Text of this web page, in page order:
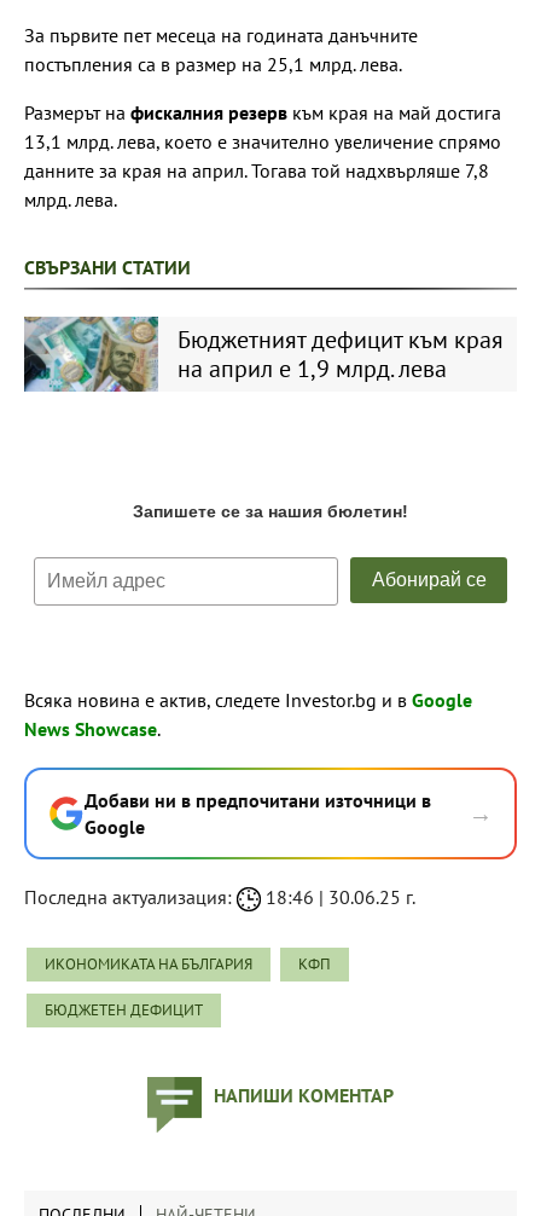
За първите пет месеца на годината данъчните
постъпления са в размер на 25,1 млрд. лева.
Размерът на фискалния резерв към края на май достига
13,1 млрд. лева, което е значително увеличение спрямо
данните за края на април. Тогава той надхвърляше 7,8
млрд. лева.
СВЪРЗАНИ СТАТИИ
Бюджетният дефицит към края
на април е 1,9 млрд. лева
Всяка новина е актив, следете Investor.bg и в Google
News Showcase.
Добави ни в предпочитани източници в
Google
→
Последна актуализация: 18:46 | 30.06.25 г.
ИКОНОМИКАТА НА БЪЛГАРИЯ КФП
БЮДЖЕТЕН ДЕФИЦИТ
НАПИШИ КОМЕНТАР